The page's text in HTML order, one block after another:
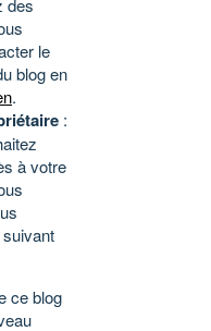
des
le
blog en
.
:
à votre
ce blog